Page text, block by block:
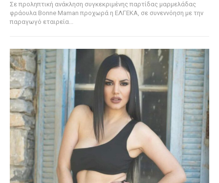
Σε προληπτική ανάκληση συγκεκριμένης παρτίδας μαρμελάδας
φράουλα Bonne Maman προχωρά η ΕΛΓΕΚΑ, σε συνεννόηση με την
παραγωγό εταιρεία...